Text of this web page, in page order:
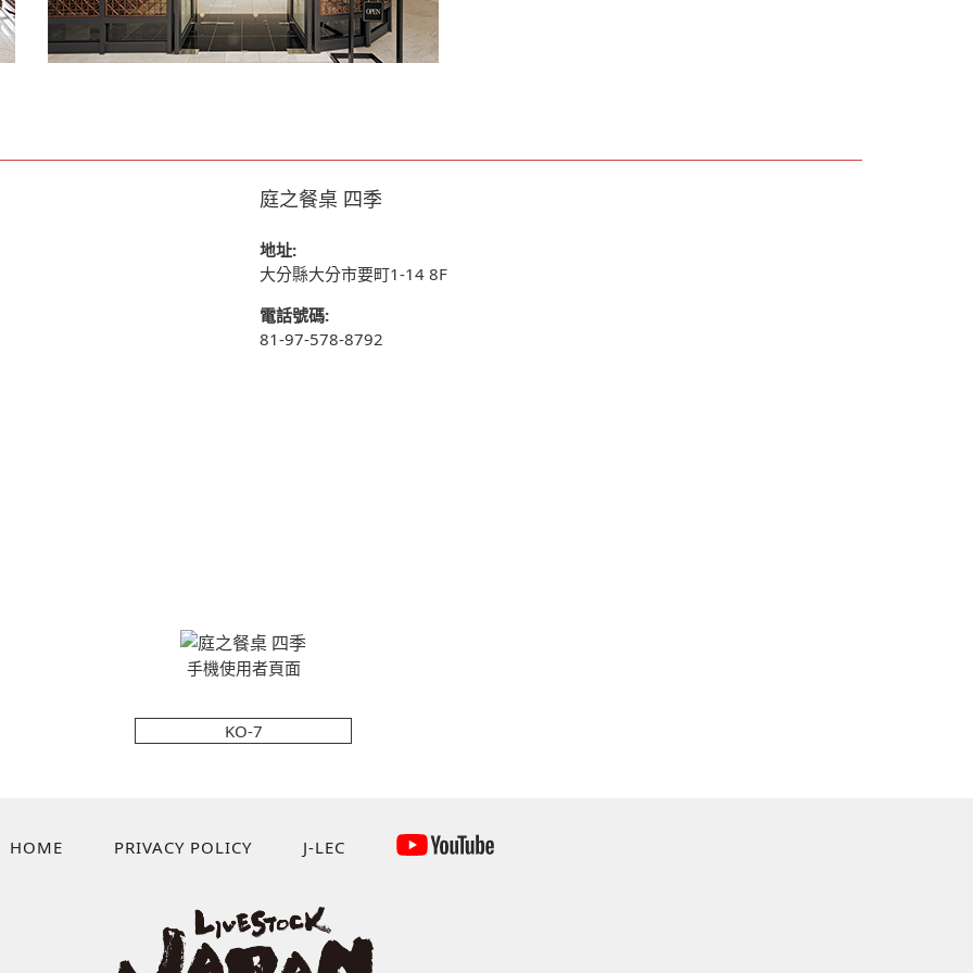
庭之餐桌 四季
地址:
大分縣大分市要町1-14 8F
電話號碼:
81-97-578-8792
手機使用者頁面
KO-7
HOME PRIVACY POLICY J-LEC